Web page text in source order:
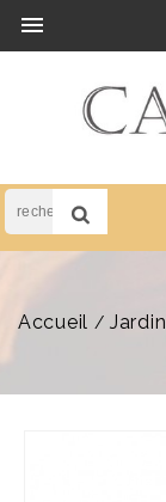

Accueil Jardin